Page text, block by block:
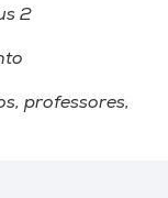
2
professores,